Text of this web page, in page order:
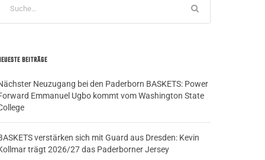
BEITRÄGE
Neuzugang bei den Paderborn BASKETS: Power
Emmanuel Ugbo kommt vom Washington State
verstärken sich mit Guard aus Dresden: Kevin
trägt 2026/27 das Paderborner Jersey